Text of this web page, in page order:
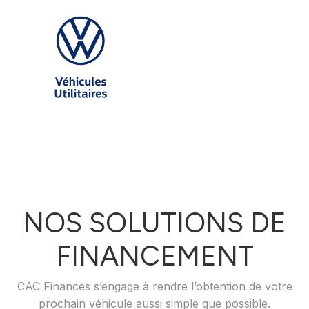
NOS SOLUTIONS DE
FINANCEMENT
CAC Finances s’engage à rendre l’obtention de votre
prochain véhicule aussi simple que possible.